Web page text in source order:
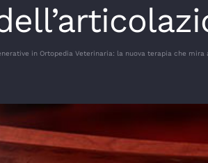
in Ortopedia Veterinaria: la nuova terapia che